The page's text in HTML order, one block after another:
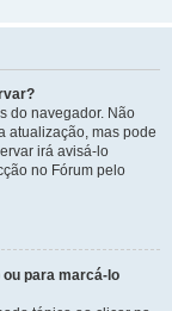
do navegador. Não
atualização, mas pode
irá avisá-lo
no Fórum pelo
para marcá-lo